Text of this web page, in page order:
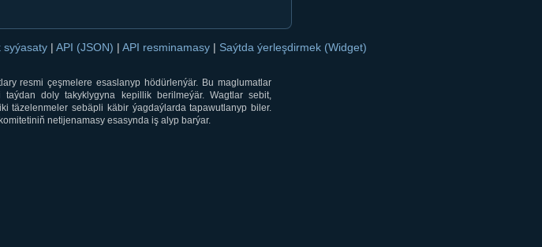
syýasaty | API (JSON) | API resminamasy | Saýtda ýerleşdirmek (Widget)
resmi çeşmelere esaslanyp hödürlenýär. Bu maglumatlar
doly takyklygyna kepillik berilmeýär. Wagtlar sebit,
täzelenmeler sebäpli käbir ýagdaýlarda tapawutlanyp biler.
netijenamasy esasynda iş alyp barýar.